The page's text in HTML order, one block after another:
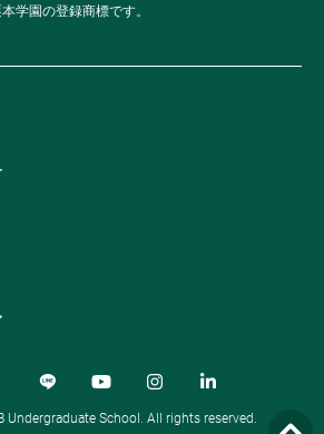
学園の登録商標です。
School. All rights reserved.